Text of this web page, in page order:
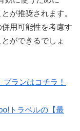
が推奨されます。
用可能性を考慮す
ができるでしょ
ランはコチラ！
トラベルの【最